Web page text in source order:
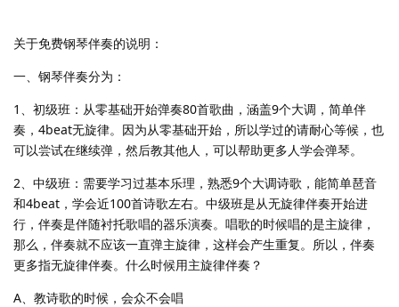
关于免费钢琴伴奏的说明：
一、钢琴伴奏分为：
1、初级班：从零基础开始弹奏80首歌曲，涵盖9个大调，简单伴
奏，4beat无旋律。因为从零基础开始，所以学过的请耐心等候，也
可以尝试在继续弹，然后教其他人，可以帮助更多人学会弹琴。
2、中级班：需要学习过基本乐理，熟悉9个大调诗歌，能简单琶音
和4beat，学会近100首诗歌左右。中级班是从无旋律伴奏开始进
行，伴奏是伴随衬托歌唱的器乐演奏。唱歌的时候唱的是主旋律，
那么，伴奏就不应该一直弹主旋律，这样会产生重复。所以，伴奏
更多指无旋律伴奏。什么时候用主旋律伴奏？
A、教诗歌的时候，会众不会唱